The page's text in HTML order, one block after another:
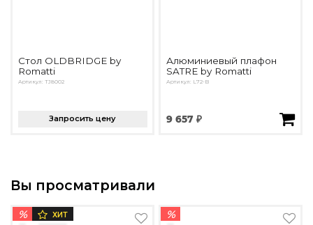
Стол OLDBRIDGE by
Romatti
Артикул: TJ8002
Запросить цену
Алюминиевый плафон
SATRE by Romatti
Артикул: L72-B
9 657 ₽
Вы просматривали
% ХИТ %